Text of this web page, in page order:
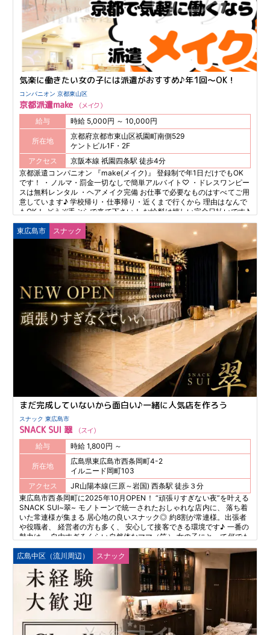
気楽に働きたい女の子には派遣がおすすめ♪年1回～OK！
コンパニオン 京都東山区
京都派遣make メイク
給与 時給 5,000円 ～ 10,000円
所在地
京都府京都市東山区祇園町南側529
ケントビル1F・2F
アクセス
京阪本線 祇園四条駅 徒歩4分
京都派遣コンパニオン 『make(メイク)』 登録制で年1日だけでもOK
です！ ・ノルマ・罰金一切なしで簡単アルバイト♡ ・ドレスワンピー
スは無料レンタル ・ヘアメイク完備 お仕事で必要なものはすべてご用
意しています♪ 学校帰り・仕事帰り・近くまで行くから 理由はなんで
もOK！ どうぞ手ぶらで来て下さい！ お給料は嬉しい完全日払いです♪
東広島市 スナック
まだ完成していないから面白い♪一緒に人気店を作ろう
スナック 東広島市
SNACK SUI 翠 スイ
給与 時給 1,800円 ～
所在地
広島県東広島市西条岡町4-2
イルニード岡町103
アクセス
JR山陽本線(三原～岩国) 西条駅 徒歩３分
東広島市西条岡町に2025年10月OPEN！ “頑張りすぎない夜”を叶える
SNACK SUI~翠~ モノトーンで統一されたおしゃれな店内に、 落ち着
いた常連様が集まる 居心地の良いスナック◎ 約8割が常連様。出張者
や役職者、 経営者の方も多く、 安心して接客できる環境です♪ 一番の
魅力は、 自由すぎるくらい自然体なママ（笑） 女の子にとって何でも
話せる お姉ちゃん的存在◎ ノルマ・罰金・無理な営業なし。 気を張
りすぎず、自分らしく “ゆるく楽しく”働けるお店です
広島中区（流川周辺） スナック